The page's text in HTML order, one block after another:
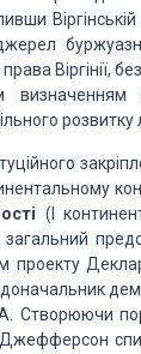
Віргінії,
розвитку
(І
проекту
Створюючи